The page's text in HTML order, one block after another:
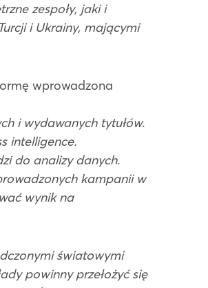
zespoły, jaki i
i Ukrainy, mającymi
wprowadzona
i wydawanych tytułów.
intelligence.
do analizy danych.
kampanii w
wynik na
światowymi
powinny przełożyć się